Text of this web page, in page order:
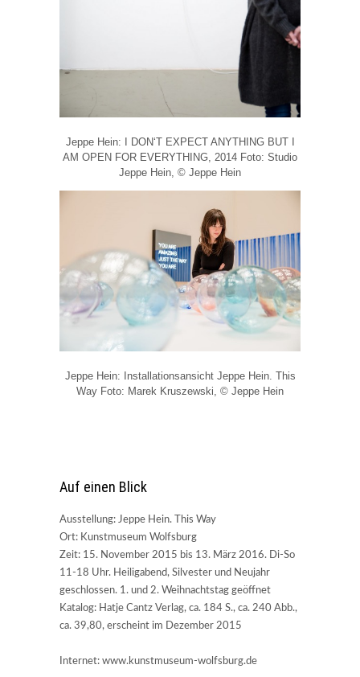
Jeppe Hein: I DON‘T EXPECT ANYTHING BUT I
AM OPEN FOR EVERYTHING, 2014 Foto: Studio
Jeppe Hein, © Jeppe Hein
Jeppe Hein: Installationsansicht Jeppe Hein. This
Way Foto: Marek Kruszewski, © Jeppe Hein
Auf einen Blick
Ausstellung: Jeppe Hein. This Way
Ort: Kunstmuseum Wolfsburg
Zeit: 15. November 2015 bis 13. März 2016. Di-So
11-18 Uhr. Heiligabend, Silvester und Neujahr
geschlossen. 1. und 2. Weihnachtstag geöffnet
Katalog: Hatje Cantz Verlag, ca. 184 S., ca. 240 Abb.,
ca. 39,80, erscheint im Dezember 2015
Internet: www.kunstmuseum-wolfsburg.de